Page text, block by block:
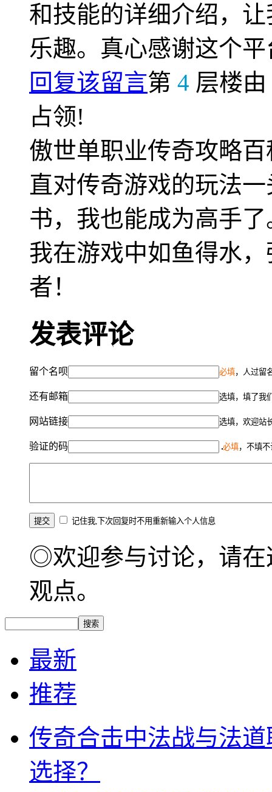
和技能的详细介绍，
乐趣。真心感谢这个
回复该留言第 4 层楼由
占领!
傲世单职业传奇攻略
直对传奇游戏的玩法
书，我也能成为高手
我在游戏中如鱼得水
者！
发表评论
留个名呗 必填，人过留
还有邮箱 选填，填了我
网站链接 选填，欢迎站
验证的码 必填，不填
记住我,下次回复时不用重新输入个人信息
◎欢迎参与讨论，请在
观点。
最新
推荐
传奇合击中法战与法
选择？